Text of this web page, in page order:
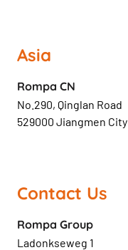
Asia
Rompa CN
No.290, Qinglan Road
529000 Jiangmen City
Contact Us
Rompa Group
Ladonkseweg 1